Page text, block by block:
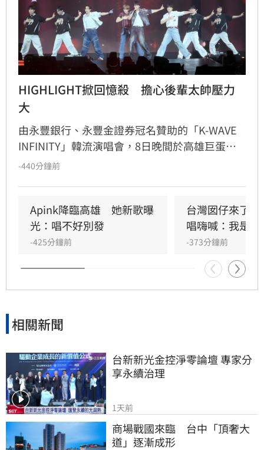
HIGHLIGHT掀回憶殺　擔心後輩太帥壓力
大
由永豐銀行、永豐金證券冠名贊助的「K-WAVE
INFINITY」韓流演唱會，8日晚間於高雄巨蛋熱
力開唱，集結NEWBEAT、FLARE U、CRAVITY、
熱情應援，尖叫與歡呼聲一路未停，最後由
HIGHLIGHT壓軸接管舞台，將現場氣氛推向最高
潮。
-440分鐘前
Apink降臨高雄　她新歌曝
光：唱不好別發
-425分鐘前
台灣囡仔來了
唱嗨喊：我是誰
-373分鐘前
相關新聞
台新新光金控淨零論壇 專家分
享永續治理
1天前
商場戰國來臨　台中「頂奢大
道」逐漸成形